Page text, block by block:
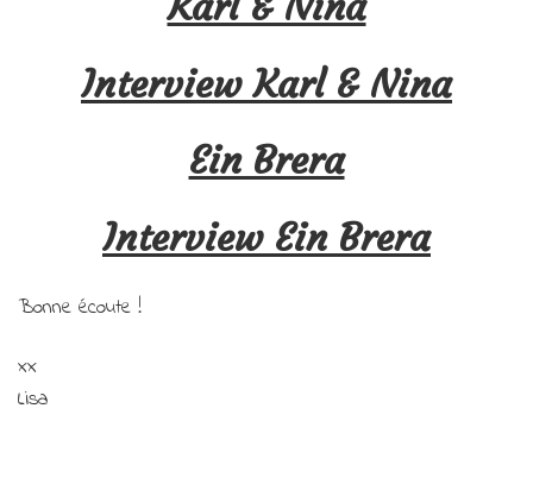
Interview Karl & Nina
Ein Brera
Interview Ein Brera
Bonne écoute !
xx
Lisa